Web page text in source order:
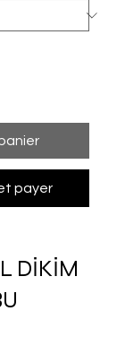
payer
DİKİM